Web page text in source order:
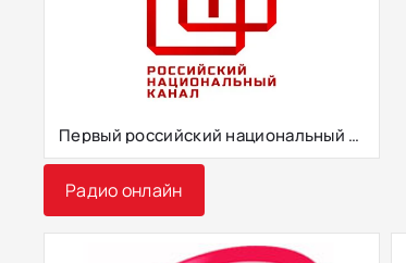
Первый российский национальный канал
Радио онлайн